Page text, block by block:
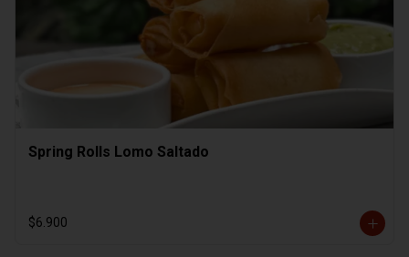
Spring Rolls Lomo Saltado
$6.900